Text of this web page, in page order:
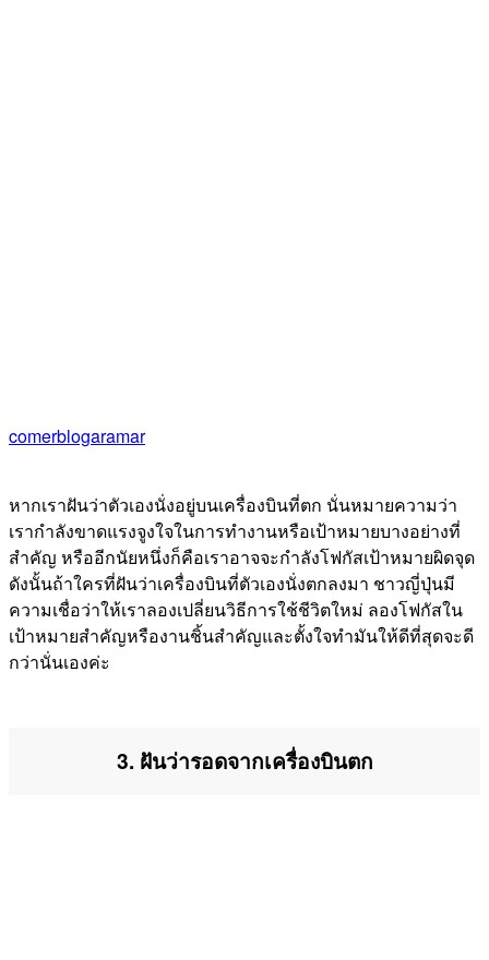
comerblogaramar
หากเราฝันว่าตัวเองนั่งอยู่บนเครื่องบินที่ตก นั่นหมายความว่า
เรากำลังขาดแรงจูงใจในการทำงานหรือเป้าหมายบางอย่างที่
สำคัญ หรืออีกนัยหนึ่งก็คือเราอาจจะกำลังโฟกัสเป้าหมายผิดจุด
ดังนั้นถ้าใครที่ฝันว่าเครื่องบินที่ตัวเองนั่งตกลงมา ชาวญี่ปุ่นมี
ความเชื่อว่าให้เราลองเปลี่ยนวิธีการใช้ชีวิตใหม่ ลองโฟกัสใน
เป้าหมายสำคัญหรืองานชิ้นสำคัญและตั้งใจทำมันให้ดีที่สุดจะดี
กว่านั่นเองค่ะ
3. ฝันว่ารอดจากเครื่องบินตก